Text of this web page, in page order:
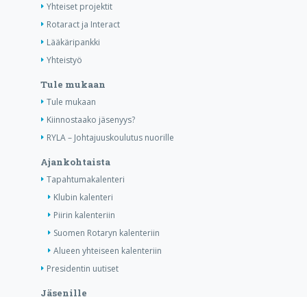
Yhteiset projektit
Rotaract ja Interact
Lääkäripankki
Yhteistyö
Tule mukaan
Tule mukaan
Kiinnostaako jäsenyys?
RYLA – Johtajuuskoulutus nuorille
Ajankohtaista
Tapahtumakalenteri
Klubin kalenteri
Piirin kalenteriin
Suomen Rotaryn kalenteriin
Alueen yhteiseen kalenteriin
Presidentin uutiset
Jäsenille